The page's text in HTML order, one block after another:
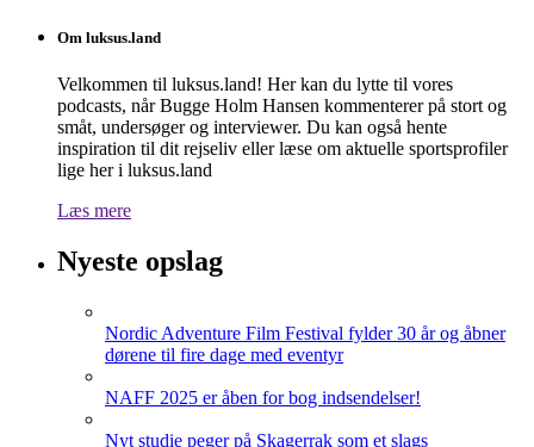
Om luksus.land
Velkommen til luksus.land! Her kan du lytte til vores
podcasts, når Bugge Holm Hansen kommenterer på stort og
småt, undersøger og interviewer. Du kan også hente
inspiration til dit rejseliv eller læse om aktuelle sportsprofiler
lige her i luksus.land
Læs mere
Nyeste opslag
Nordic Adventure Film Festival fylder 30 år og åbner
dørene til fire dage med eventyr
NAFF 2025 er åben for bog indsendelser!
Nyt studie peger på Skagerrak som et slags